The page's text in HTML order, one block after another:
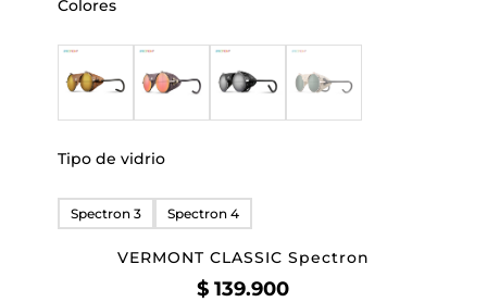
Colores
Tipo de vidrio
Spectron 3 Spectron 4
VERMONT CLASSIC Spectron
$ 139.900